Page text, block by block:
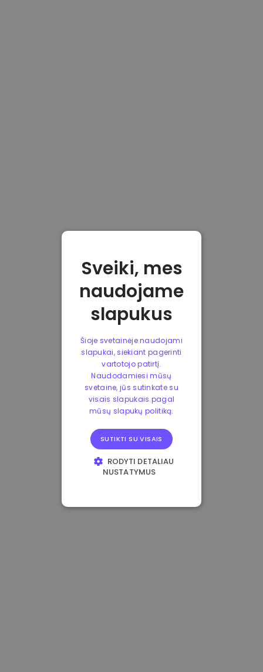
Sveiki, mes
naudojame
slapukus
Šioje svetainėje naudojami
slapukai, siekiant pagerinti
vartotojo patirtį.
Naudodamiesi mūsų
svetaine, jūs sutinkate su
visais slapukais pagal
mūsų slapukų politiką.
SUTIKTI SU VISAIS
RODYTI DETALIAU
NUSTATYMUS